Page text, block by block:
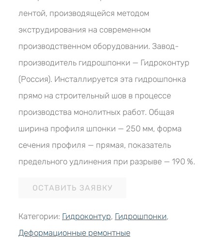
лентой, производящейся методом
экструдирования на современном
производственном оборудовании. Завод-
производитель гидрошпонки — Гидроконтур
(Россия). Инсталлируется эта гидрошпонка
прямо на строительный шов в процессе
производства монолитных работ. Общая
ширина профиля шпонки — 250 мм, форма
сечения профиля — прямая, показатель
предельного удлинения при разрыве — 190 %.
ОСТАВИТЬ ЗАЯВКУ
Категории: Гидроконтур, Гидрошпонки,
Деформационные ремонтные